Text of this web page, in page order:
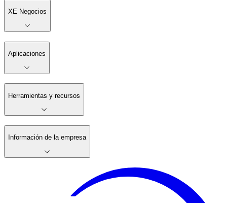
XE Negocios
Aplicaciones
Herramientas y recursos
Información de la empresa